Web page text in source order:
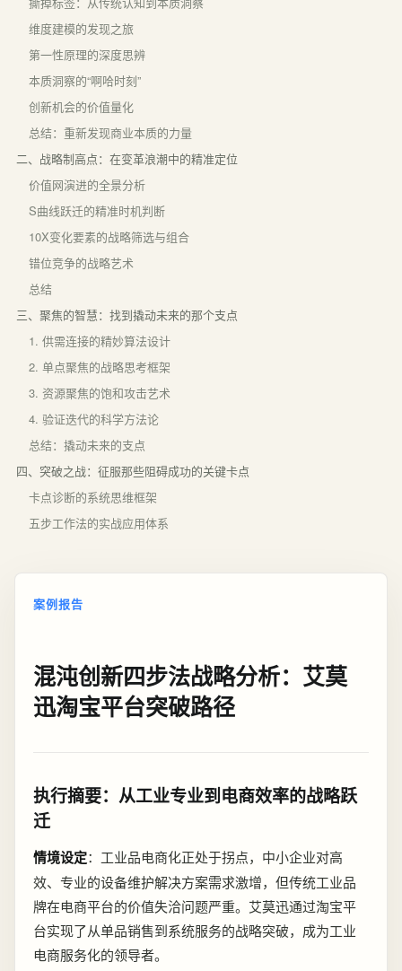
维度建模的发现之旅
第一性原理的深度思辨
本质洞察的“啊哈时刻”
创新机会的价值量化
总结：重新发现商业本质的力量
二、战略制高点：在变革浪潮中的精准定位
价值网演进的全景分析
S曲线跃迁的精准时机判断
10X变化要素的战略筛选与组合
错位竞争的战略艺术
总结
三、聚焦的智慧：找到撬动未来的那个支点
1. 供需连接的精妙算法设计
2. 单点聚焦的战略思考框架
3. 资源聚焦的饱和攻击艺术
4. 验证迭代的科学方法论
总结：撬动未来的支点
四、突破之战：征服那些阻碍成功的关键卡点
卡点诊断的系统思维框架
五步工作法的实战应用体系
案例报告
混沌创新四步法战略分析：艾莫
迅淘宝平台突破路径
执行摘要：从工业专业到电商效率的战略跃
迁
情境设定：工业品电商化正处于拐点，中小企业对高
效、专业的设备维护解决方案需求激增，但传统工业品
牌在电商平台的价值失洽问题严重。艾莫迅通过淘宝平
台实现了从单品销售到系统服务的战略突破，成为工业
电商服务化的领导者。